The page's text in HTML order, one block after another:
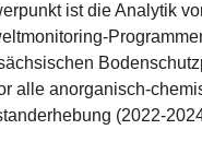
ist die Analytik
alle anorganisch-
(2022-